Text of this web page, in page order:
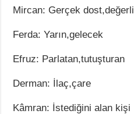
Mircan: Gerçek dost,değerli
Ferda: Yarın,gelecek
Efruz: Parlatan,tutuşturan
Derman: İlaç,çare
Kâmran: İstediğini alan kişi